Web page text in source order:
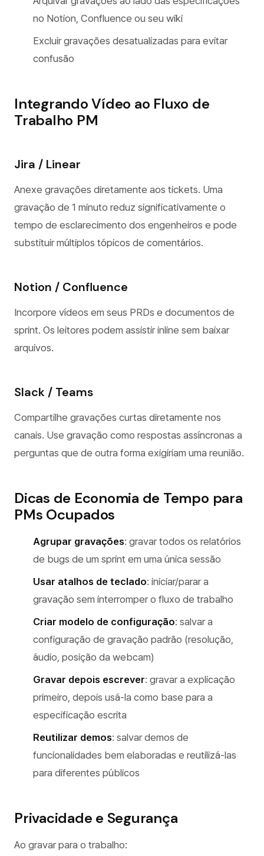
no Notion, Confluence ou seu wiki
Excluir gravações desatualizadas para evitar
confusão
Integrando Vídeo ao Fluxo de
Trabalho PM
Jira / Linear
Anexe gravações diretamente aos tickets. Uma
gravação de 1 minuto reduz significativamente o
tempo de esclarecimento dos engenheiros e pode
substituir múltiplos tópicos de comentários.
Notion / Confluence
Incorpore vídeos em seus PRDs e documentos de
sprint. Os leitores podem assistir inline sem baixar
arquivos.
Slack / Teams
Compartilhe gravações curtas diretamente nos
canais. Use gravação como respostas assíncronas a
perguntas que de outra forma exigiriam uma reunião.
Dicas de Economia de Tempo para
PMs Ocupados
Agrupar gravações: gravar todos os relatórios
de bugs de um sprint em uma única sessão
Usar atalhos de teclado: iniciar/parar a
gravação sem interromper o fluxo de trabalho
Criar modelo de configuração: salvar a
configuração de gravação padrão (resolução,
áudio, posição da webcam)
Gravar depois escrever: gravar a explicação
primeiro, depois usá-la como base para a
especificação escrita
Reutilizar demos: salvar demos de
funcionalidades bem elaboradas e reutilizá-las
para diferentes públicos
Privacidade e Segurança
Ao gravar para o trabalho: